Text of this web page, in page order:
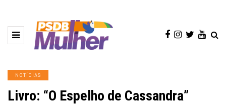
NOTÍCIAS
Livro: “O Espelho de Cassandra”